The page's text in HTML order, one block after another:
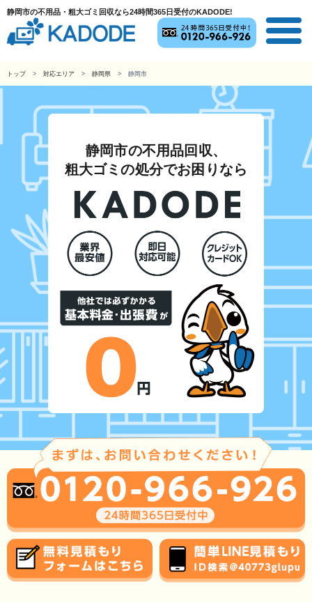
静岡市の不用品・粗大ゴミ回収なら24時間365日受付のKADODE!
トップ 対応エリア 静岡県 静岡市
静岡市の不用品回収、
粗大ゴミの処分でお困りなら